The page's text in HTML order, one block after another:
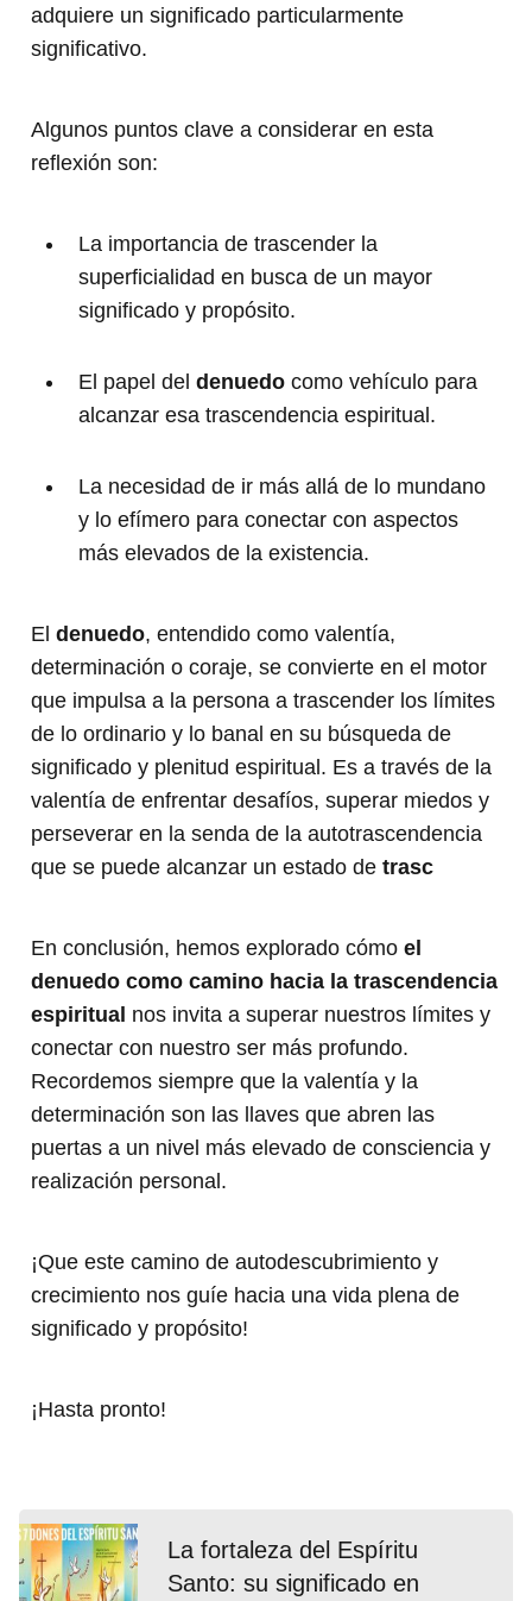
adquiere un significado particularmente
significativo.
Algunos puntos clave a considerar en esta
reflexión son:
La importancia de trascender la
superficialidad en busca de un mayor
significado y propósito.
El papel del denuedo como vehículo para
alcanzar esa trascendencia espiritual.
La necesidad de ir más allá de lo mundano
y lo efímero para conectar con aspectos
más elevados de la existencia.
El denuedo, entendido como valentía,
determinación o coraje, se convierte en el motor
que impulsa a la persona a trascender los límites
de lo ordinario y lo banal en su búsqueda de
significado y plenitud espiritual. Es a través de la
valentía de enfrentar desafíos, superar miedos y
perseverar en la senda de la autotrascendencia
que se puede alcanzar un estado de trasc
En conclusión, hemos explorado cómo el
denuedo como camino hacia la trascendencia
espiritual nos invita a superar nuestros límites y
conectar con nuestro ser más profundo.
Recordemos siempre que la valentía y la
determinación son las llaves que abren las
puertas a un nivel más elevado de consciencia y
realización personal.
¡Que este camino de autodescubrimiento y
crecimiento nos guíe hacia una vida plena de
significado y propósito!
¡Hasta pronto!
La fortaleza del Espíritu
Santo: su significado en